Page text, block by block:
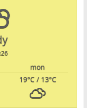
am
mon
19°C/ 13°C